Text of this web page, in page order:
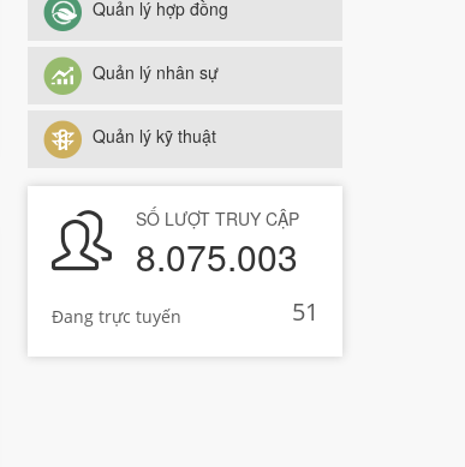
Quản lý hợp đồng
Quản lý nhân sự
Quản lý kỹ thuật
SỐ LƯỢT TRUY CẬP
8.075.003
Đang trực tuyến 51